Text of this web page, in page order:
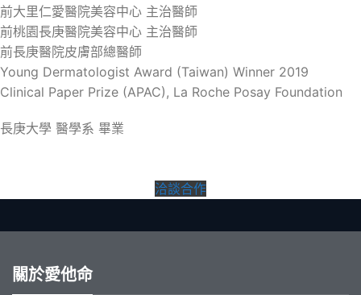
前大里仁愛醫院美容中心 主治醫師
前桃園長庚醫院美容中心 主治醫師
前長庚醫院皮膚部總醫師
Young Dermatologist Award (Taiwan) Winner 2019
Clinical Paper Prize (APAC), La Roche Posay Foundation
長庚大學 醫學系 畢業
洽談合作
關於愛他命